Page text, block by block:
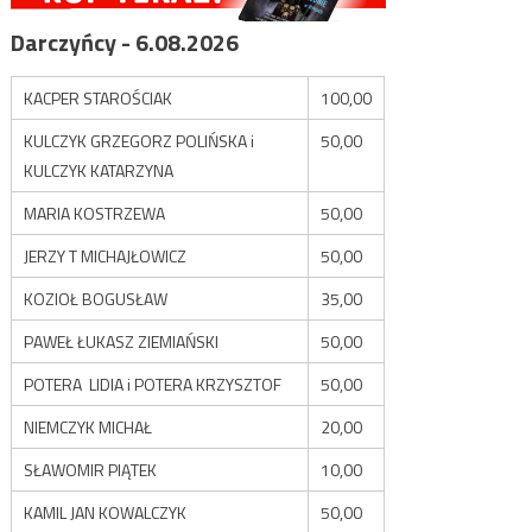
Darczyńcy - 6.08.2026
KACPER STAROŚCIAK
100,00
KULCZYK GRZEGORZ POLIŃSKA i
KULCZYK KATARZYNA
50,00
MARIA KOSTRZEWA
50,00
JERZY T MICHAJŁOWICZ
50,00
KOZIOŁ BOGUSŁAW
35,00
PAWEŁ ŁUKASZ ZIEMIAŃSKI
50,00
POTERA LIDIA i POTERA KRZYSZTOF
50,00
NIEMCZYK MICHAŁ
20,00
SŁAWOMIR PIĄTEK
10,00
KAMIL JAN KOWALCZYK
50,00